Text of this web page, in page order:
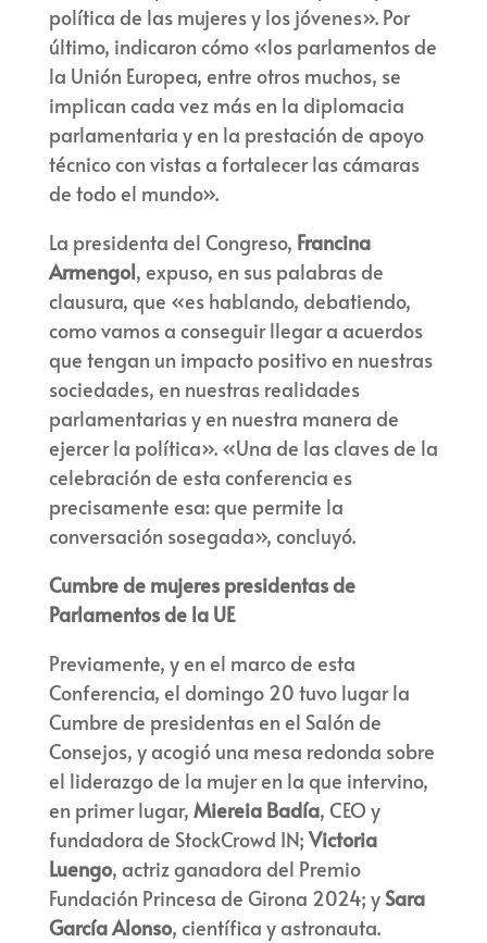
política de las mujeres y los jóvenes». Por
último, indicaron cómo «los parlamentos de
la Unión Europea, entre otros muchos, se
implican cada vez más en la diplomacia
parlamentaria y en la prestación de apoyo
técnico con vistas a fortalecer las cámaras
de todo el mundo».
La presidenta del Congreso, Francina
Armengol, expuso, en sus palabras de
clausura, que «es hablando, debatiendo,
como vamos a conseguir llegar a acuerdos
que tengan un impacto positivo en nuestras
sociedades, en nuestras realidades
parlamentarias y en nuestra manera de
ejercer la política». «Una de las claves de la
celebración de esta conferencia es
precisamente esa: que permite la
conversación sosegada», concluyó.
Cumbre de mujeres presidentas de
Parlamentos de la UE
Previamente, y en el marco de esta
Conferencia, el domingo 20 tuvo lugar la
Cumbre de presidentas en el Salón de
Consejos, y acogió una mesa redonda sobre
el liderazgo de la mujer en la que intervino,
en primer lugar, Miereia Badía, CEO y
fundadora de StockCrowd IN;Victoria
Luengo, actriz ganadora del Premio
Fundación Princesa de Girona 2024; y Sara
García Alonso, científica y astronauta.